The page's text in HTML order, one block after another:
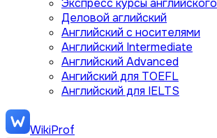
Экспресс курсы английского
Деловой аглийский
Английский с носителями
Английский Intermediate
Английский Advanced
Ангийский для TOEFL
Английский для IELTS
WikiProf